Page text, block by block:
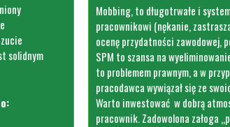
solidnym
Mobbing, to długotrwałe i
pracownikowi (nękanie,
ocenę przydatności zawodowej,
SPM to szansa na
to problemem prawnym, a w
pracodawca wywiązał się ze
Warto inwestować w dobrą
pracownik. Zadowolona załoga